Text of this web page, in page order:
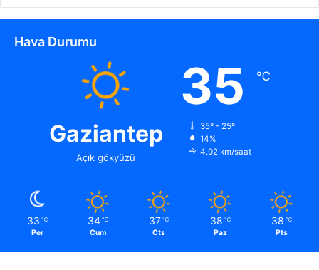
Hava Durumu
Gaziantep
Açık gökyüzü
35 ℃
35º - 25º
14%
4.02 km/saat
33 ℃
Per
34 ℃
Cum
37 ℃
Cts
38 ℃
Paz
38 ℃
Pts